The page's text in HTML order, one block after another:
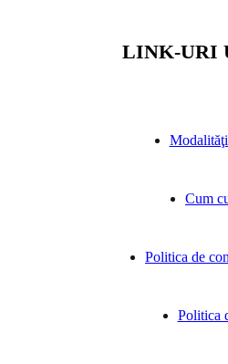
LINK-URI
Cum
Politica de
Politica